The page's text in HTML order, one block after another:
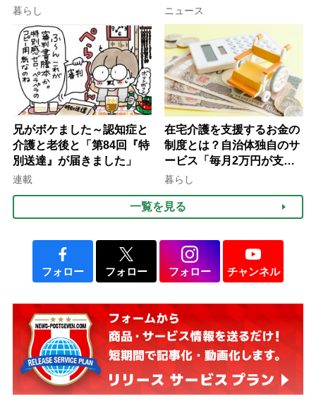
行語大賞にノミネート、法
律にも明記されたが果たし
て現在は？
暮らし
ぐ「揺れる一粒」の使い分
け方
ニュース
兄がボケました～認知症と
介護と老後と「第84回『特
別送達』が届きました」
連載
在宅介護を支援するお金の
制度とは？自治体独自のサ
ービス「毎月2万円が支給
される」ケースも【FP解
暮らし
一覧を見る
フォロー フォロー フォロー チャンネル